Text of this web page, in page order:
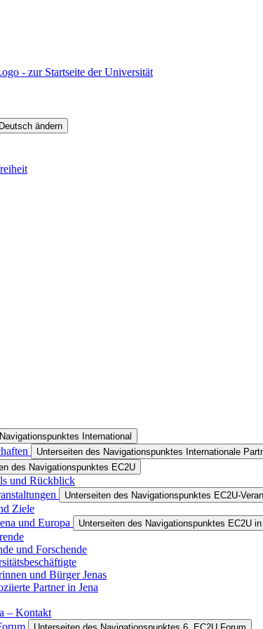
- zur Startseite der Universität
ändern
International
Unterseiten des Navigationspunktes Internationale
des Navigationspunktes EC2U
und Rückblick
Unterseiten des Navigationspunktes EC2U-
Ziele
und Europa
Unterseiten des Navigationspunktes EC2U
und Forschende
und Bürger Jenas
Partner in Jena
– Kontakt